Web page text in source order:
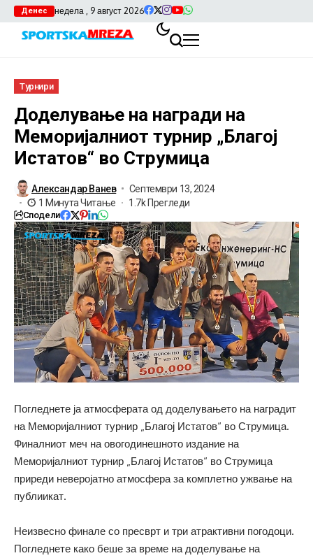
Денес недела , 9 август 2026
Турнири
Доделување на награди на
Меморијалниот турнир „Благој
Истатов“ во Струмица
Александар Ванев
Септември 13, 2024
1 Минута Читање
1.7k Прегледи
Сподели
Погледнете ја атмосферата од доделувањето на наградит
на Меморијалниот турнир „Благој Истатов“ во Струмица.
Финалниот меч на овогодинешното издание на
Меморијалниот турнир „Благој Истатов“ во Струмица
приреди неверојатно атмосфера за комплетно ужвање на
публиикат.
Неизвесно финале со пресврт и три атрактивни погодоци.
Погледнете како беше за време на доделување на